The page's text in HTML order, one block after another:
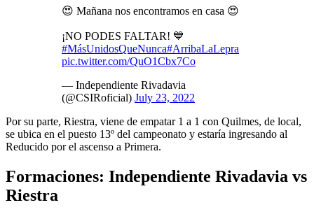
😍 Mañana nos encontramos en casa 😍
¡NO PODES FALTAR! 💙
#MásUnidosQueNunca#ArribaLaLepra
pic.twitter.com/QuO1Cbx7Co
— Independiente Rivadavia
(@CSIRoficial) July 23, 2022
Por su parte, Riestra, viene de empatar 1 a 1 con Quilmes, de local,
se ubica en el puesto 13º del campeonato y estaría ingresando al
Reducido por el ascenso a Primera.
Formaciones: Independiente Rivadavia vs
Riestra